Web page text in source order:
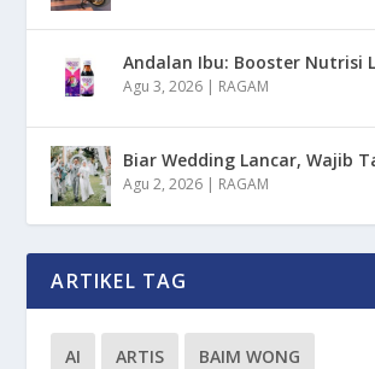
Andalan Ibu: Booster Nutrisi
Agu 3, 2026 | RAGAM
Biar Wedding Lancar, Wajib
Agu 2, 2026 | RAGAM
ARTIKEL TAG
AI ARTIS BAIM WONG